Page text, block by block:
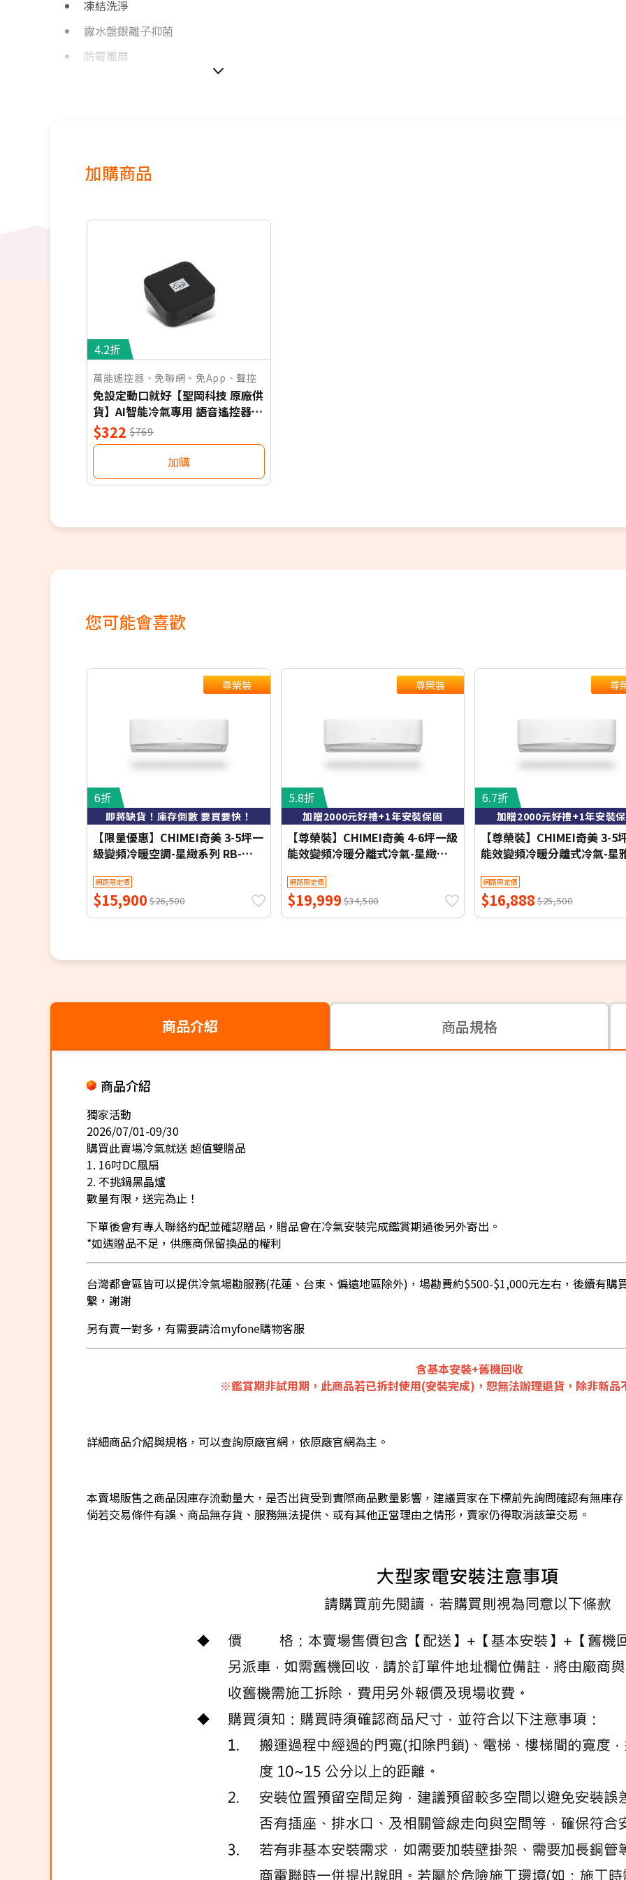
凍結洗淨
露水盤銀離子抑菌
防霉風扇
加購商品
4.2折
萬能遙控器、免聯網、免App、聲控
免設定動口就好【聖岡科技 原廠供
貨】AI智能冷氣專用 語音遙控器
保固一年 適用對應廠牌 NB
$322 $769
加購
您可能會喜歡
尊榮裝
6折
即將缺貨！庫存倒數 要買要快！
【限量優惠】CHIMEI奇美 3-5坪一
級變頻冷暖空調-星緻系列 RB-
安裝+舊機回收】【加贈2000元好
禮+1年安裝保固】
網路限定價
$15,900 $26,500
尊榮裝
5.8折
加贈2000元好禮+1年安裝保固
【尊榮裝】CHIMEI奇美 4-6坪一級
能效變頻冷暖分離式冷氣-星緻系
S37HG1【含基本安裝+舊機回
收】【加贈2000元好禮+1年安裝
保固】
網路限定價
$19,999$34,500
尊
6.7折
加贈2000元好禮+1年安裝
【尊榮裝】CHIMEI奇美 3-5
能效變頻冷暖分離式冷氣-星
本安裝+舊機回收】【加贈
好禮+1年安裝保固】
網路限定價
$16,888 $25,500
商品介紹 商品規格
商品介紹
獨家活動
2026/07/01-09/30
購買此賣場冷氣就送 超值雙贈品
1. 16吋DC風扇
2. 不挑鍋黑晶爐
數量有限，送完為止！
下單後會有專人聯絡約配並確認贈品，贈品會在冷氣安裝完成鑑賞期過後另外寄出。
*如遇贈品不足，供應商保留換品的權利
台灣都會區皆可以提供冷氣場勘服務(花蓮、台東、偏遠地區除外)，場勘費約$500-$1,000元左右，後續有購
繫，謝謝
另有賣一對多，有需要請洽myfone購物客服
含基本安裝+舊機回收
※鑑賞期非試用期，此商品若已拆封使用(安裝完成)，恕無法辦理退貨，除非新
詳細商品介紹與規格，可以查詢原廠官網，依原廠官網為主。
本賣場販售之商品因庫存流動量大，是否出貨受到實際商品數量影響，建議買家在下標前先詢問確認有無庫
倘若交易條件有誤、商品無存貨、服務無法提供、或有其他正當理由之情形，賣家仍得取消該筆交易。